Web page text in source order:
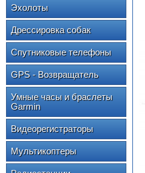
Эхолоты
Дрессировка собак
Спутниковые телефоны
GPS - Возвращатель
Умные часы и браслеты
Garmin
Видеорегистраторы
Мультикоптеры